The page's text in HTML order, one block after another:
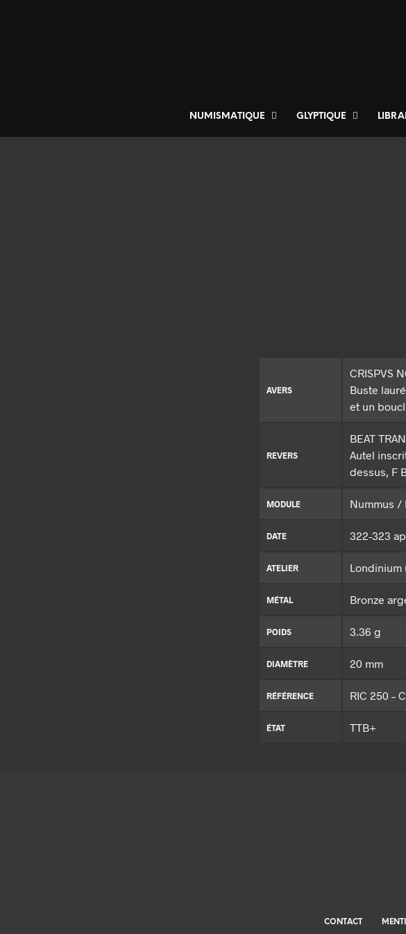
NUMISMATIQUE GLYPTIQUE
AVERS
CRISPVS
Buste
et un
REVERS
BEAT
Autel
dessus, F
MODULE Nummus /
DATE 322-323
ATELIER Londinium
MÉTAL Bronze
POIDS 3.36 g
DIAMÈTRE 20 mm
RÉFÉRENCE RIC 250 –
ÉTAT TTB+
CONTACT